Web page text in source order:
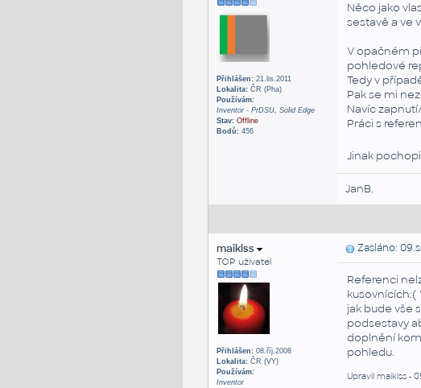
Přihlášen:21.lis.2011
Lokalita:ČR (Pha)
Používám:
Inventor - PrDSU, Solid Edge
Stav: Offline
Bodů:456
Něco jako
sestavě a ve
V opačném
pohledové
Tedy v
Pak se mi
Navíc
Práci s
Jinak
JanB.
maiklss
TOP uživatel
Přihlášen:08.říj.2008
Lokalita:ČR (VY)
Používám:
Inventor
Zasláno:
Referenci
jak bude vše
podsestavy
doplnění
pohledu.
Upravil maiklss -